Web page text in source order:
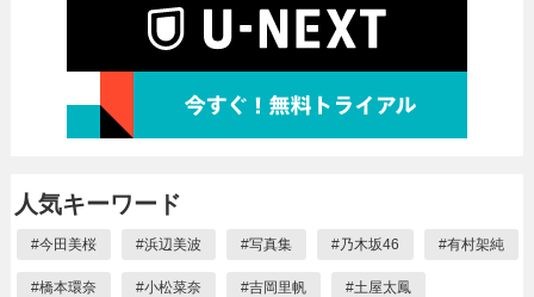
人気キーワード
#今田美桜 #浜辺美波 #写真集 #乃木坂46 #有村架純
#橋本環奈 #小松菜奈 #吉岡里帆 #土屋太鳳